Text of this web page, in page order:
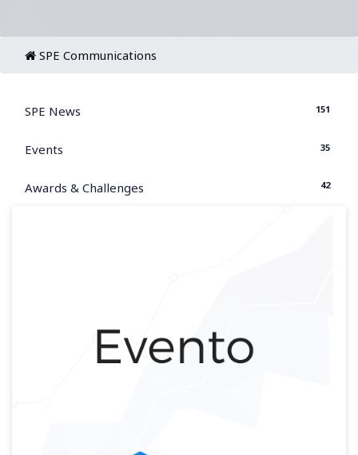
SPE Communications
SPE News 151
Events 35
Awards & Challenges 42